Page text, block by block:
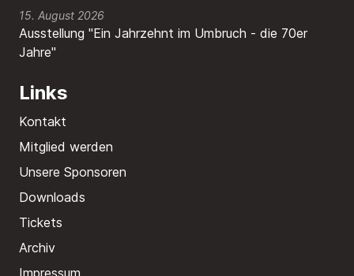
15. August 2026
Ausstellung "Ein Jahrzehnt im Umbruch - die 70er
Jahre"
Links
Kontakt
Mitglied werden
Unsere Sponsoren
Downloads
Tickets
Archiv
Impressum